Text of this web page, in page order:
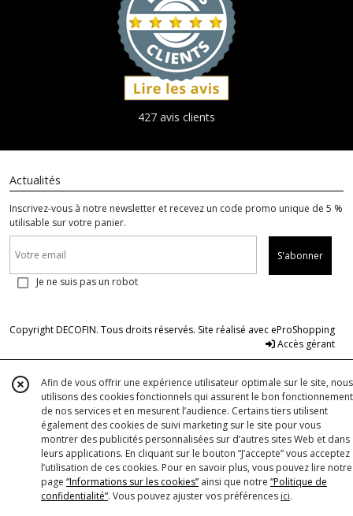
427 avis clients
Actualités
Inscrivez-vous à notre newsletter et recevez un code promo unique de 5 %
utilisable sur votre panier.
S'abonner
Je ne suis pas un robot
Copyright DECOFIN. Tous droits réservés. Site réalisé avec eProShopping
Accès gérant
Afin de vous offrir une expérience utilisateur optimale sur le site, nous
utilisons des cookies fonctionnels qui assurent le bon fonctionnement
de nos services et en mesurent l’audience. Certains tiers utilisent
également des cookies de suivi marketing sur le site pour vous
montrer des publicités personnalisées sur d’autres sites Web et dans
leurs applications. En cliquant sur le bouton “J’accepte” vous acceptez
l’utilisation de ces cookies. Pour en savoir plus, vous pouvez lire notre
page “Informations sur les cookies” ainsi que notre “Politique de
confidentialité“. Vous pouvez ajuster vos préférences ici.